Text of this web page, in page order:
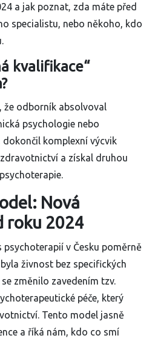
a jak poznat, zda máte před
specialistu, nebo někoho, kdo
kvalifikace“
že odborník absolvoval
psychologie nebo
komplexní výcvik
a získal druhou
Nová
roku 2024
psychoterapií v Česku poměrně
živnost bez specifických
změnilo zavedením tzv.
péče, který
Tento model jasně
a říká nám, kdo co smí